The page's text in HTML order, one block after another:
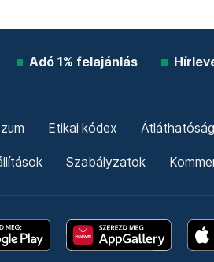
Adó 1% felajánlás
Etikai kódex Átláthatóság
Szabályzatok